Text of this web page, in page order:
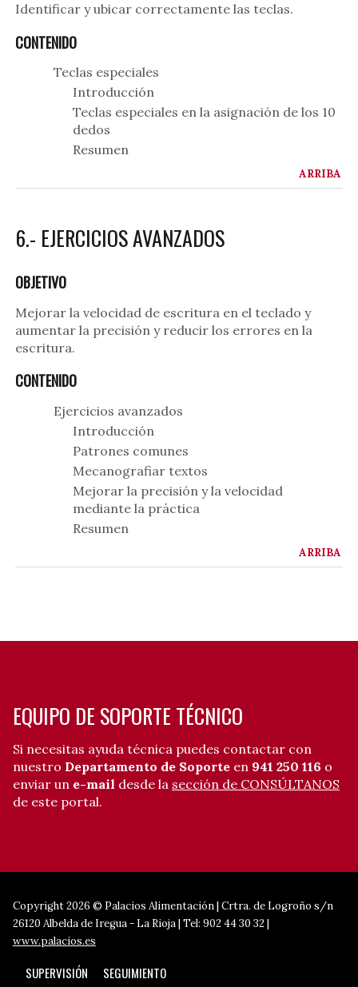
Identificar y ubicar correctamente las teclas.
CONTENIDO
Teclas especiales
Introducción
Teclas especiales en la asignación de los 10
dedos
Resumen
ARRIBA
6.- EJERCICIOS AVANZADOS
OBJETIVO
Mejorar la velocidad de escritura en el teclado y
aumentar la precisión y reducir los errores en la
escritura.
CONTENIDO
Ejercicios avanzados
Introducción
Patrones comunes
Mecanografiar textos
Mejorar la precisión y la velocidad
mediante la práctica
Resumen
ARRIBA
EQUIPO DE SOPORTE TÉCNICO
Si necesitas ayuda técnica puedes contactar con
nuestro Departamento de Soporte en 941 250 116 o
enviar un e-mail desde la sección de CONSÚLTANOS
de este portal.
Copyright 2026 © Palacios Alimentación | Crtra. de Logroño s/n
26120 Albelda de Iregua - La Rioja | Tel: 902 44 30 32 |
www.palacios.es
SUPERVISIÓN SEGUIMIENTO